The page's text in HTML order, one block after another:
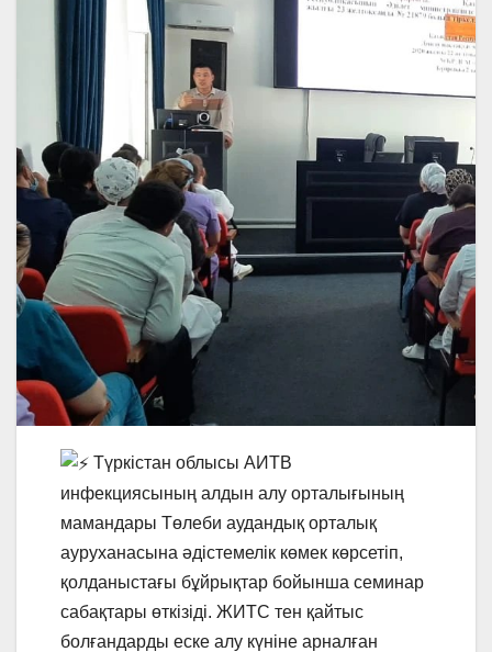
Түркістан облысы АИТВ
инфекциясының алдын алу орталығының
мамандары Төлеби аудандық орталық
ауруханасына әдістемелік көмек көрсетіп,
қолданыстағы бұйрықтар бойынша семинар
сабақтары өткізіді. ЖИТС тен қайтыс
болғандарды еске алу күніне арналған